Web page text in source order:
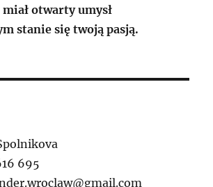
miał otwarty umysł
stanie się twoją pasją.
695